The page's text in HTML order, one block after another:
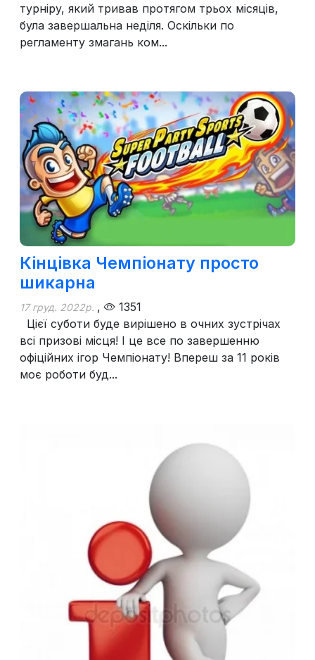
турніру, який тривав протягом трьох місяців,
була завершальна неділя. Оскільки по
регламенту змагань ком...
Кінцівка Чемпіонату просто
шикарна
17 груд. 2022р. ,
1351
Цієї суботи буде вирішено в очних зустрічах
всі призові місця! І це все по завершенню
офіційних ігор Чемпіонату! Впереш за 11 років
моє роботи буд...